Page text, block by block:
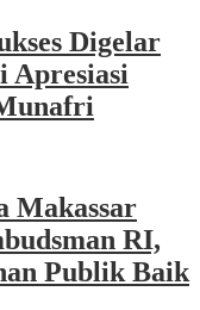
Digelar
Apresiasi
Makassar
RI,
Publik Baik